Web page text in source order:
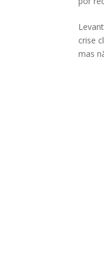
crise
mas